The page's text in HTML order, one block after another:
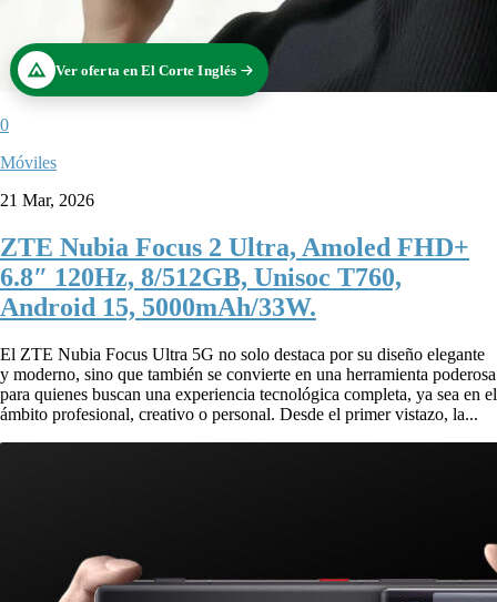
Ver oferta en El Corte Inglés
0
Móviles
21 Mar, 2026
ZTE Nubia Focus 2 Ultra, Amoled FHD+
6.8″ 120Hz, 8/512GB, Unisoc T760,
Android 15, 5000mAh/33W.
El ZTE Nubia Focus Ultra 5G no solo destaca por su diseño elegante
y moderno, sino que también se convierte en una herramienta poderosa
para quienes buscan una experiencia tecnológica completa, ya sea en el
ámbito profesional, creativo o personal. Desde el primer vistazo, la...